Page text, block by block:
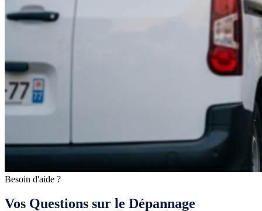
Besoin d'aide ?
Vos Questions sur le Dépannage